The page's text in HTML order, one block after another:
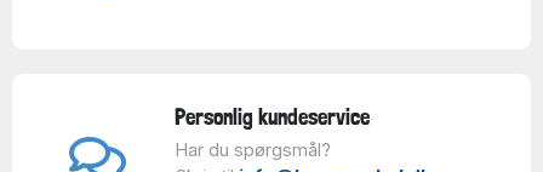
Personlig kundeservice
Har du spørgsmål?